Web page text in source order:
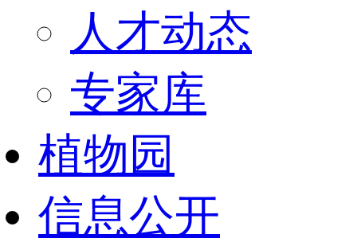
人才动态
专家库
植物园
信息公开